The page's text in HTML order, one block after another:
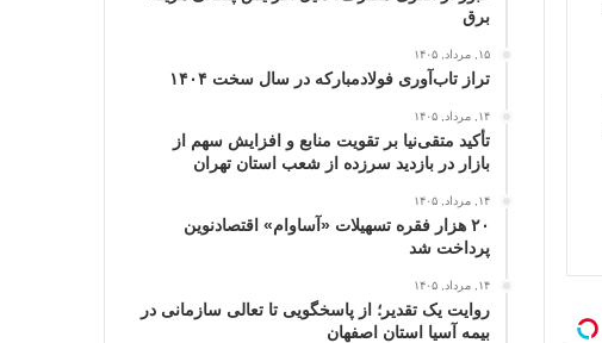
برق
۱۵, مرداد, ۱۴۰۵
تراز تاب‌آوری فولادمبارکه در سال سخت ۱۴۰۴
۱۴, مرداد, ۱۴۰۵
تأکید متقی‌نیا بر تقویت منابع و افزایش سهم از
بازار در بازدید سرزده از شعب استان تهران
۱۴, مرداد, ۱۴۰۵
۲۰ هزار فقره تسهیلات «آساوام» اقتصادنوین
پرداخت شد
۱۴, مرداد, ۱۴۰۵
روایت یک تقدیر؛ از پاسخگویی تا تعالی سازمانی در
بیمه آسیا استان اصفهان